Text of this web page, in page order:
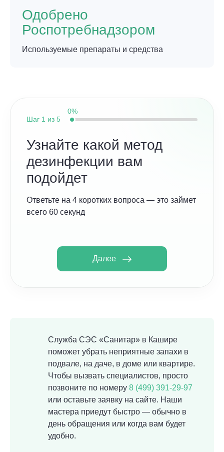
Одобрено
Роспотребнадзором
Используемые препараты и средства
Шаг 1 из 5
0%
Узнайте какой метод
дезинфекции вам
подойдет
Ответьте на 4 коротких вопроса — это займет
всего 60 секунд
Далее
Служба СЭС «Санитар» в Кашире
поможет убрать неприятные запахи в
подвале, на даче, в доме или квартире.
Чтобы вызвать специалистов, просто
позвоните по номеру 8 (499) 391-29-97
или оставьте заявку на сайте. Наши
мастера приедут быстро — обычно в
день обращения или когда вам будет
удобно.